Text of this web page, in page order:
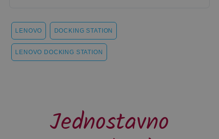
LENOVO DOCKING STATION
LENOVO DOCKING STATION
Jednostavno